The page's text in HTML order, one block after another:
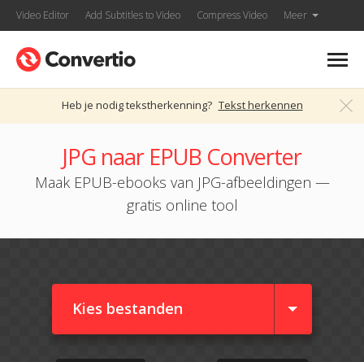
Video Editor Add Subtitles to Video Compress Video Meer
Heb je nodig tekstherkenning? Tekst herkennen
JPG naar EPUB Converter
Maak EPUB-ebooks van JPG-afbeeldingen —
gratis online tool
Kies bestanden